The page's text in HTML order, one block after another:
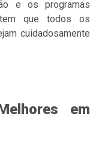
e os programas
que todos os
cuidadosamente
em